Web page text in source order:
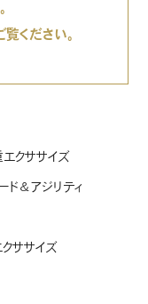
ください。
エクササイズ
ド＆アジリティ
ササイズ